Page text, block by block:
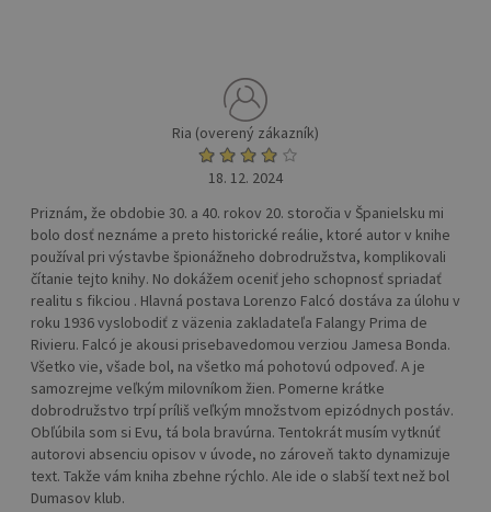
Ria (overený zákazník)
18. 12. 2024
Priznám, že obdobie 30. a 40. rokov 20. storočia v Španielsku mi
bolo dosť neznáme a preto historické reálie, ktoré autor v knihe
používal pri výstavbe špionážneho dobrodružstva, komplikovali
čítanie tejto knihy. No dokážem oceniť jeho schopnosť spriadať
realitu s fikciou . Hlavná postava Lorenzo Falcó dostáva za úlohu v
roku 1936 vyslobodiť z väzenia zakladateľa Falangy Prima de
Rivieru. Falcó je akousi prisebavedomou verziou Jamesa Bonda.
Všetko vie, všade bol, na všetko má pohotovú odpoveď. A je
samozrejme veľkým milovníkom žien. Pomerne krátke
dobrodružstvo trpí príliš veľkým množstvom epizódnych postáv.
Obľúbila som si Evu, tá bola bravúrna. Tentokrát musím vytknúť
autorovi absenciu opisov v úvode, no zároveň takto dynamizuje
text. Takže vám kniha zbehne rýchlo. Ale ide o slabší text než bol
Dumasov klub.